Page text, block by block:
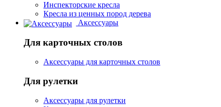
Инспекторские кресла
Кресла из ценных пород дерева
Аксессуары
Для карточных столов
Аксессуары для карточных столов
Для рулетки
Аксессуары для рулетки